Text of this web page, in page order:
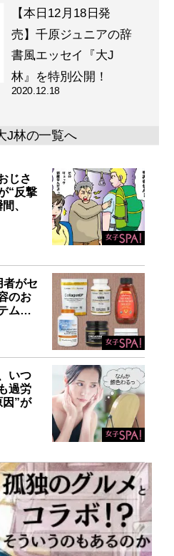
【本日12月18日発
売】千原ジュニアの辞
書風エッセイ『大J
林』を特別公開！
2020.12.18
J林の一覧へ
じさ
“反撃
、
がセ
のお
ム…
いつ
過労
因”が